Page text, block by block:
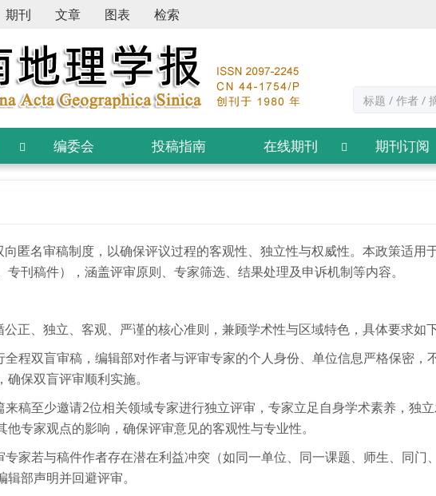
期刊 文章 图表 检索
编委会 投稿指南 在线期刊 期刊订阅
匿名审稿制度，以确保评议过程的客观性、独立性与权威性。本政策适用
刊稿件），涵盖评审原则、专家筛选、结果处理及申诉机制等内容。
正、独立、客观、严谨的核心准则，兼顾学术性与区域特色，具体要求如
程双盲审稿，编辑部对作者与评审专家的个人身份、单位信息严格保密，
保双盲评审顺利实施。
来稿至少邀请2位相关领域专家进行独立评审，专家立足自身学术素养，独
他专家观点的影响，确保评审意见的客观性与专业性。
家若与稿件作者存在潜在利益冲突（如同一单位、同一课题、师生、同门
部声明并回避评审。